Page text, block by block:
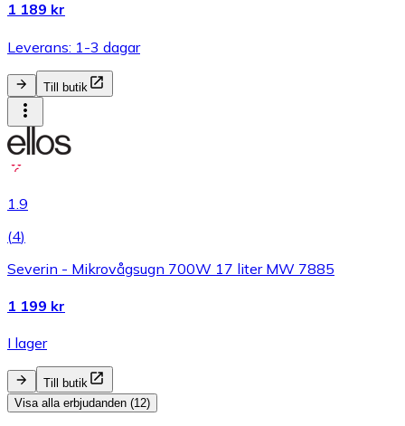
1 189 kr
Leverans: 1-3 dagar
Till butik
1.9
(4)
Severin - Mikrovågsugn 700W 17 liter MW 7885
1 199 kr
I lager
Till butik
Visa alla erbjudanden (12)